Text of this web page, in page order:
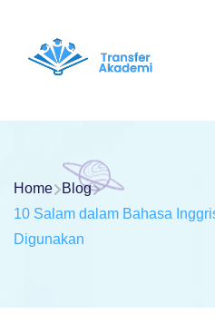
Home
Blog
10 Salam dalam Bahasa
Digunakan